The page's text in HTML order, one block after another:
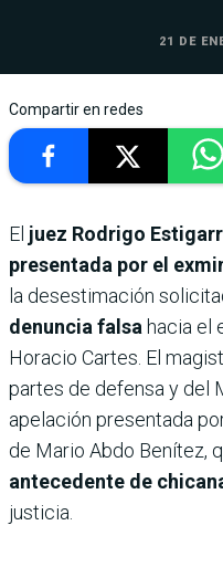
21 DE
Compartir en redes
El juez Rodrigo
presentada por el
la desestimación
denuncia falsa hacia el
Horacio Cartes. El
partes de defensa y del
apelación presentada
de Mario Abdo Benítez,
antecedente de
justicia.